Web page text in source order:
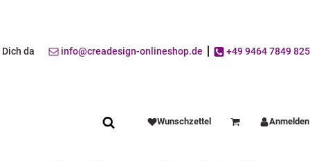
da info@creadesign-onlineshop.de +49 9464 7849 825
Wunschzettel WarenkorbAnmelden